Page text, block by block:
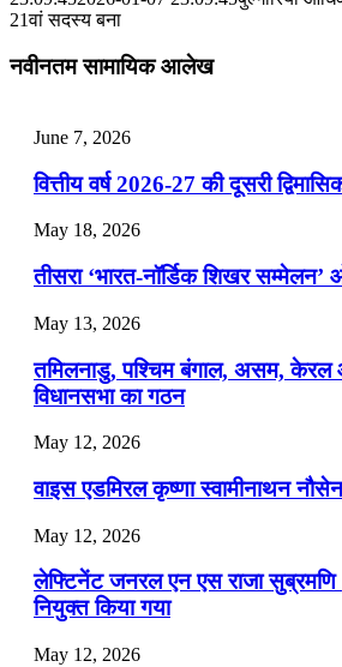
July 22, 2026
📝 डेली करेंट अफेयर्स: 19-21 जुलाई
July 19, 2026
📝 डेली करेंट अफेयर्स: 16-18 जुलाई
July 16, 2026
📝 डेली करेंट अफेयर्स: 13-15 जुलाई
21वां सदस्य बना
नवीनतम सामायिक आलेख
June 7, 2026
वित्तीय वर्ष 2026-27 की दूसरी
May 18, 2026
तीसरा ‘भारत-नॉर्डिक शिखर
May 13, 2026
तमिलनाडु, पश्चिम बंगाल, असम, केरल
विधानसभा का गठन
May 12, 2026
वाइस एडमिरल कृष्णा स्वामीनाथन
May 12, 2026
लेफ्टिनेंट जनरल एन एस राजा सुब्रमणि
नियुक्त किया गया
May 12, 2026